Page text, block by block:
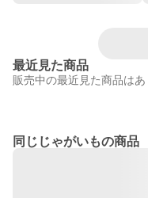
最近見た商品
販売中の最近見た商品はあ
同じじゃがいもの商品